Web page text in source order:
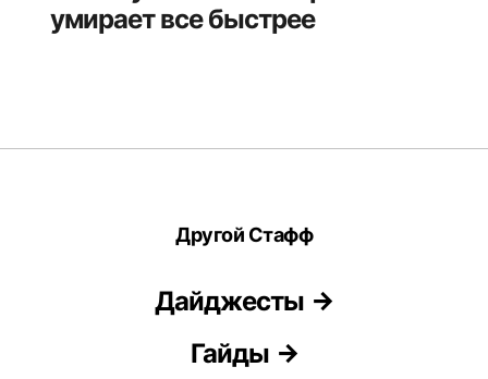
умирает все быстрее
Другой Стафф
Дайджесты
Гайды